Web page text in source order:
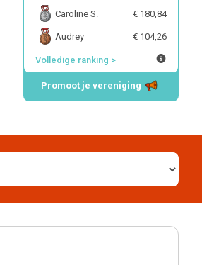
Caroline S. € 180,84
Audrey € 104,26
Volledige ranking >
Promoot je vereniging